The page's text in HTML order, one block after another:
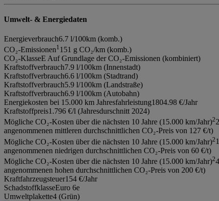
Umwelt- & Energiedaten
Energieverbrauch6.7 l/100km (komb.)
CO₂-Emissionen1 151 g CO₂/km (komb.)
CO₂-KlasseE Auf Grundlage der CO₂-Emissionen (kombiniert)
Kraftstoffverbrauch7.9 l/100km (Innenstadt)
Kraftstoffverbrauch6.6 l/100km (Stadtrand)
Kraftstoffverbrauch5.9 l/100km (Landstraße)
Kraftstoffverbrauch6.9 l/100km (Autobahn)
Energiekosten bei 15.000 km Jahresfahrleistung1804.98 €/Jahr
Kraftstoffpreis1.796 €/l (Jahresdurschnitt 2024)
Mögliche CO₂-Kosten über die nächsten 10 Jahre (15.000 km/Jahr)2
angenommenen mittleren durchschnittlichen CO₂-Preis von 127 €/t)
Mögliche CO₂-Kosten über die nächsten 10 Jahre (15.000 km/Jahr)2
angenommenen niedrigen durchschnittlichen CO₂-Preis von 60 €/t)
Mögliche CO₂-Kosten über die nächsten 10 Jahre (15.000 km/Jahr)2
angenommenen hohen durchschnittlichen CO₂-Preis von 200 €/t)
Kraftfahrzeugsteuer154 €/Jahr
SchadstoffklasseEuro 6e
Umweltplakette4 (Grün)